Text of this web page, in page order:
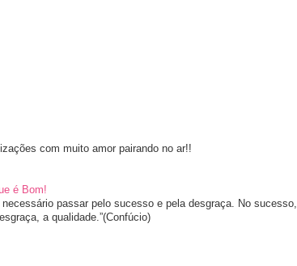
com muito amor pairando no ar!!
é Bom!
passar pelo sucesso e pela desgraça. No sucesso,
a qualidade.”(Confúcio)